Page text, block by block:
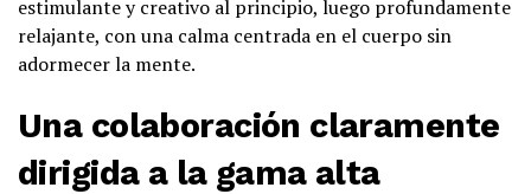
estimulante y creativo al principio, luego profundamente
relajante, con una calma centrada en el cuerpo sin
adormecer la mente.
Una colaboración claramente
dirigida a la gama alta